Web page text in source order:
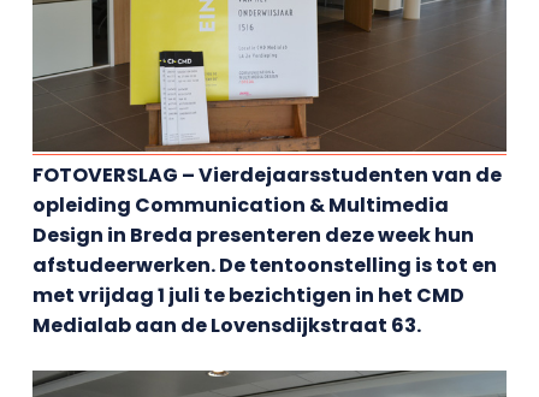
FOTOVERSLAG – Vierdejaarsstudenten van de
opleiding Communication & Multimedia
Design in Breda presenteren deze week hun
afstudeerwerken. De tentoonstelling is tot en
met vrijdag 1 juli te bezichtigen in het CMD
Medialab aan de Lovensdijkstraat 63.